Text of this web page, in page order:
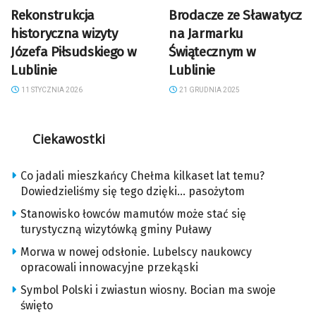
Rekonstrukcja
historyczna wizyty
Józefa Piłsudskiego w
Lublinie
11 STYCZNIA 2026
Brodacze ze Sławatycz
na Jarmarku
Świątecznym w
Lublinie
21 GRUDNIA 2025
Ciekawostki
Co jadali mieszkańcy Chełma kilkaset lat temu?
Dowiedzieliśmy się tego dzięki… pasożytom
Stanowisko łowców mamutów może stać się
turystyczną wizytówką gminy Puławy
Morwa w nowej odsłonie. Lubelscy naukowcy
opracowali innowacyjne przekąski
Symbol Polski i zwiastun wiosny. Bocian ma swoje
święto